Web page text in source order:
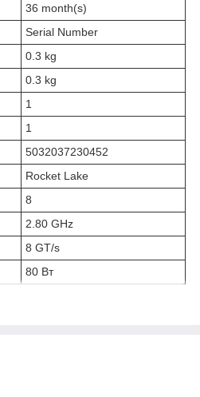
36 month(s)
Serial Number
0.3 kg
0.3 kg
1
1
5032037230452
Rocket Lake
8
2.80 GHz
8 GT/s
80 Вт